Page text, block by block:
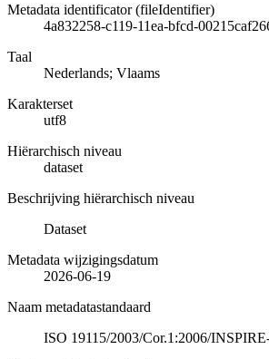
Metadata identificator (fileIdentifier)
4a832258-c119-11ea-bfcd-
Taal
Nederlands; Vlaams
Karakterset
utf8
Hiërarchisch niveau
dataset
Beschrijving hiërarchisch niveau
Dataset
Metadata wijzigingsdatum
2026-06-19
Naam metadatastandaard
ISO 19115/2003/Cor.1:2006/